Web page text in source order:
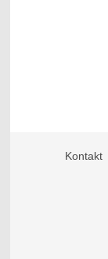
Kontakt